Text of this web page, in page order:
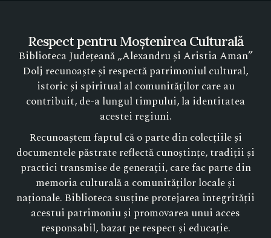
Respect pentru Moștenirea Culturală
Biblioteca Județeană „Alexandru și Aristia Aman”
Dolj recunoaște și respectă patrimoniul cultural,
istoric și spiritual al comunităților care au
contribuit, de-a lungul timpului, la identitatea
acestei regiuni.
Recunoaștem faptul că o parte din colecțiile și
documentele păstrate reflectă cunoștințe, tradiții și
practici transmise de generații, care fac parte din
memoria culturală a comunităților locale și
naționale. Biblioteca susține protejarea integrității
acestui patrimoniu și promovarea unui acces
responsabil, bazat pe respect și educație.